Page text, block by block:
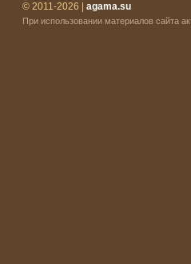
© 2011-2026 | agama.su
При использовании материалов сайта